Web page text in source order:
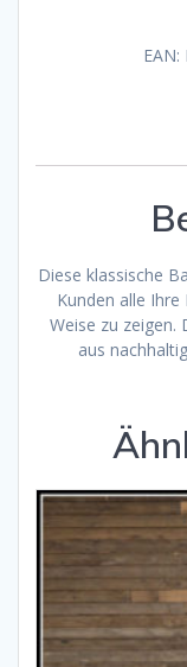
EAN:
Diese klassische
Kunden alle
Weise zu zeigen.
aus